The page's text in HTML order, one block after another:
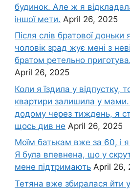
будинок. Але ж я
іншої мети. April 26, 2025
Після слів братової
чоловік зpад жує мені з
братом ретельно
April 26, 2025
Коли я їздила у відпустку,
квартири залишила у
додому через тиждень, я
щось див не April 26, 2025
Моїм батькам вже за 60, і
Я була впевнена, що у
мене підтримають April 26,
Тетяна вже збиралася йти